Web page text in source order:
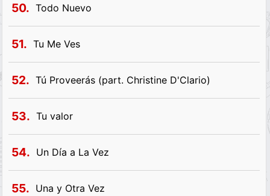
50. Todo Nuevo
51. Tu Me Ves
52. Tú Proveerás (part. Christine D'Clario)
53. Tu valor
54. Un Día a La Vez
55. Una y Otra Vez